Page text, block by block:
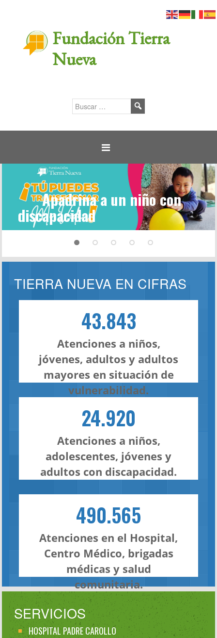
Fundación Tierra
Nueva
Apadrina a un niño con
discapacidad
TIERRA NUEVA EN CIFRAS
43.843
Atenciones a niños,
jóvenes, adultos y adultos
mayores en situación de
vulnerabilidad.
24.920
Atenciones a niños,
adolescentes, jóvenes y
adultos con discapacidad.
490.565
Atenciones en el Hospital,
Centro Médico, brigadas
médicas y salud
comunitaria.
SERVICIOS
HOSPITAL PADRE CAROLLO